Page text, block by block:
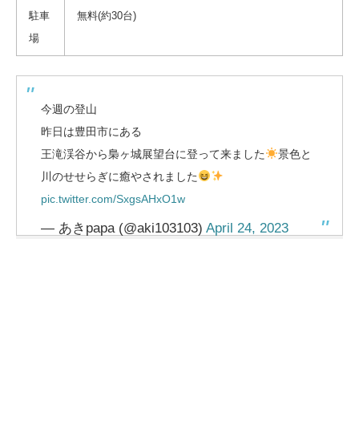
駐車
場
無料(約30台)
今週の登山
昨日は豊田市にある
王滝渓谷から梟ヶ城展望台に登って来ました
景色と
川のせせらぎに癒やされました
pic.twitter.com/SxgsAHxO1w
— あきpapa (@aki103103) April 24, 2023